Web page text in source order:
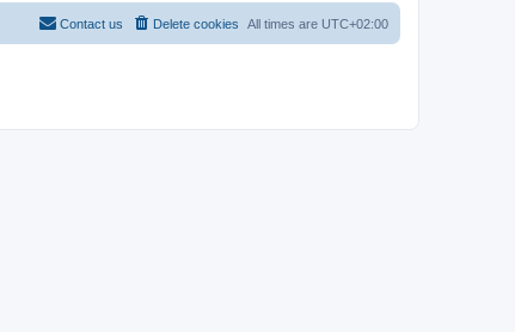
All times are UTC+02:00
Delete cookies
Contact us